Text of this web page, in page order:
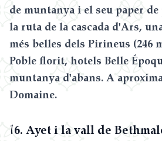
de muntanya i el seu paper
la ruta de la cascada d'Ars,
més belles dels Pirineus (246
Poble florit, hotels Belle
muntanya d'abans. A
Domaine.
16. Ayet i la vall de